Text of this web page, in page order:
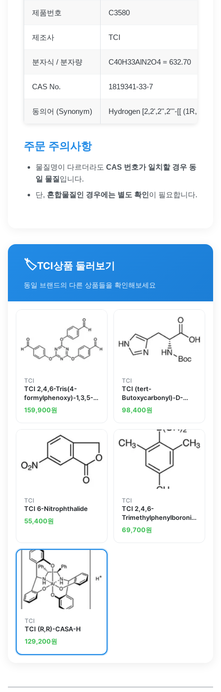
제품번호 C3580
제조사 TCI
분자식 / 분자량 C40H33AlN2O4 = 632.70
CAS No. 1819341-33-7
동의어 (Synonym) Hydrogen [2,2',2'',2'''-[[ (1R,2R)-
주문 주의사항
물질명이 다르더라도 CAS 번호가 일치할 경우 동
일 물질입니다.
단, 혼합물질인 경우에는 별도 확인이 필요합니다.
🏷️TCI상품 둘러보기
동일 브랜드의 다른 상품들을 확인해보세요
TCI
TCI 2,4,6-Tris(4-
formylphenoxy)-1,3,5-
triazine
159,900원
TCI
TCI (tert-
Butoxycarbonyl)-D-
histidine
98,400원
TCI
TCI 6-Nitrophthalide
55,400원
TCI
TCI 2,4,6-
Trimethylphenylboronic
Acid
69,700원
TCI
TCI (R,R)-CASA-H
129,200원